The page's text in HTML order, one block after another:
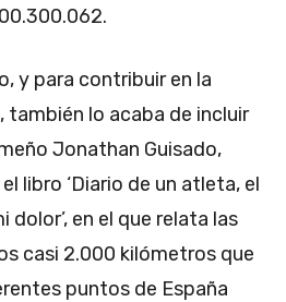
y para contribuir en la
también lo acaba de incluir
Jonathan Guisado,
libro ‘Diario de un atleta, el
en el que relata las
casi 2.000 kilómetros que
puntos de España